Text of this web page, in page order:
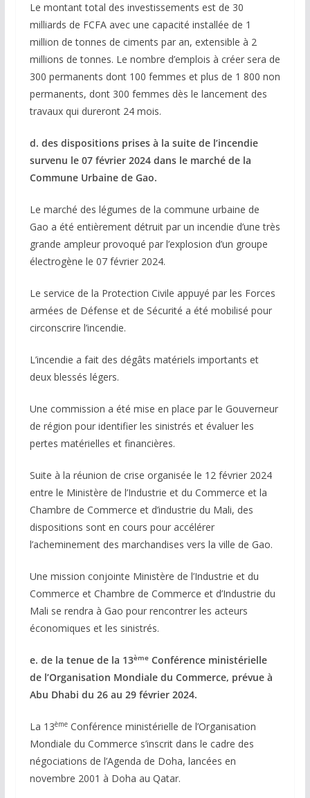
Le montant total des investissements est de 30
milliards de FCFA avec une capacité installée de 1
million de tonnes de ciments par an, extensible à 2
millions de tonnes. Le nombre d’emplois à créer sera de
300 permanents dont 100 femmes et plus de 1 800 non
permanents, dont 300 femmes dès le lancement des
travaux qui dureront 24 mois.
d. des dispositions prises à la suite de l’incendie
survenu le 07 février 2024 dans le marché de la
Commune Urbaine de Gao.
Le marché des légumes de la commune urbaine de
Gao a été entièrement détruit par un incendie d’une très
grande ampleur provoqué par l’explosion d’un groupe
électrogène le 07 février 2024.
Le service de la Protection Civile appuyé par les Forces
armées de Défense et de Sécurité a été mobilisé pour
circonscrire l’incendie.
L’incendie a fait des dégâts matériels importants et
deux blessés légers.
Une commission a été mise en place par le Gouverneur
de région pour identifier les sinistrés et évaluer les
pertes matérielles et financières.
Suite à la réunion de crise organisée le 12 février 2024
entre le Ministère de l’Industrie et du Commerce et la
Chambre de Commerce et d’industrie du Mali, des
dispositions sont en cours pour accélérer
l’acheminement des marchandises vers la ville de Gao.
Une mission conjointe Ministère de l’Industrie et du
Commerce et Chambre de Commerce et d’Industrie du
Mali se rendra à Gao pour rencontrer les acteurs
économiques et les sinistrés.
e. de la tenue de la 13èmeConférence ministérielle
de l’Organisation Mondiale du Commerce, prévue à
Abu Dhabi du 26 au 29 février 2024.
La 13èmeConférence ministérielle de l’Organisation
Mondiale du Commerce s’inscrit dans le cadre des
négociations de l’Agenda de Doha, lancées en
novembre 2001 à Doha au Qatar.